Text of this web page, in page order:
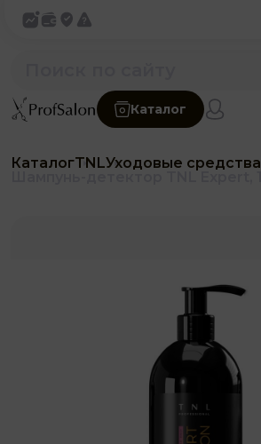
Каталог
КаталогTNLУходовые средства